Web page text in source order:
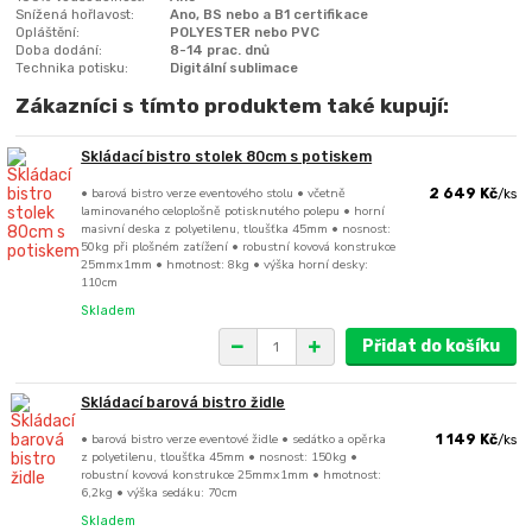
Snížená hořlavost:
Ano, BS nebo a B1 certifikace
Opláštění:
POLYESTER nebo PVC
Doba dodání:
8-14 prac. dnů
Technika potisku:
Digitální sublimace
Zákazníci s tímto produktem také kupují:
Skládací bistro stolek 80cm s potiskem
• barová bistro verze eventového stolu • včetně
laminovaného celoplošně potisknutého polepu • horní
masivní deska z polyetilenu, tloušťka 45mm • nosnost:
50kg při plošném zatížení • robustní kovová konstrukce
25mmx1mm • hmotnost: 8kg • výška horní desky:
110cm
2 649 Kč/ks
Skladem
Přidat do košíku
Skládací barová bistro židle
• barová bistro verze eventové židle • sedátko a opěrka
z polyetilenu, tloušťka 45mm • nosnost: 150kg •
robustní kovová konstrukce 25mmx1mm • hmotnost:
6,2kg • výška sedáku: 70cm
1 149 Kč/ks
Skladem